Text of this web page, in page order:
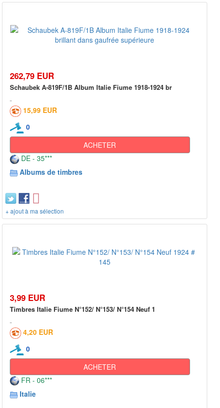
262,79 EUR
Schaubek A-819F/1B Album Italie Fiume 1918-1924 br
15,99 EUR
0
ACHETER
DE - 35***
Albums de timbres
+ ajout à ma sélection
3,99 EUR
Timbres Italie Fiume N°152/ N°153/ N°154 Neuf 1
4,20 EUR
0
ACHETER
FR - 06***
Italie